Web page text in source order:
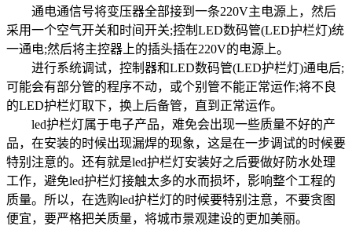
通电通信号将变压器全部接到一条220V主电源上，然后
采用一个空气开关和时间开关;控制LED数码管(LED护栏灯)统
一通电;然后将主控器上的插头插在220V的电源上。
进行系统调试，控制器和LED数码管(LED护栏灯)通电后;
可能会有部分管的程序不动，或个别管不能正常运作;将不良
的LED护栏灯取下，换上后备管，直到正常运作。
led护栏灯属于电子产品，难免会出现一些质量不好的产
品，在安装的时候出现漏焊的现象，这是在一步调试的时候要
特别注意的。还有就是led护栏灯安装好之后要做好防水处理
工作，避免led护栏灯接触太多的水而损坏，影响整个工程的
质量。所以，在选购led护栏灯的时候要特别注意，不要贪图
便宜，要严格把关质量，将城市景观建设的更加美丽。